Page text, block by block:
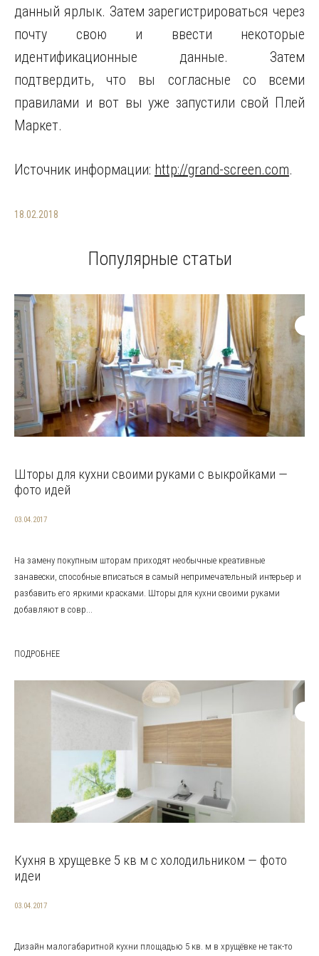
данный ярлык. Затем зарегистрироваться через
почту свою и ввести некоторые
идентификационные данные. Затем
подтвердить, что вы согласные со всеми
правилами и вот вы уже запустили свой Плей
Маркет.
Источник информации: http://grand-screen.com.
18.02.2018
Популярные статьи
Шторы для кухни своими руками с выкройками —
фото идей
03.04.2017
На замену покупным шторам приходят необычные креативные
занавески, способные вписаться в самый непримечательный интерьер и
разбавить его яркими красками. Шторы для кухни своими руками
добавляют в совр...
ПОДРОБНЕЕ
Кухня в хрущевке 5 кв м с холодильником — фото
идеи
03.04.2017
Дизайн малогабаритной кухни площадью 5 кв. м в хрущёвке не так-то